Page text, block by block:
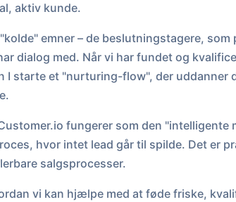
aktiv kunde.
emner – de beslutningstagere, som
dialog med. Når vi har fundet og
I starte et "nurturing-flow", der uddanner
fungerer som den "intelligente
hvor intet lead går til spilde. Det er
salgsprocesser.
vi kan hjælpe med at føde friske,